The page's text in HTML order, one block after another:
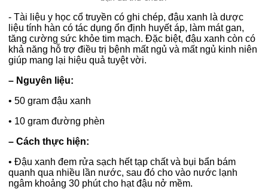
- Tài liệu y học cổ truyền có ghi chép, đậu xanh là dược
liệu tính hàn có tác dụng ổn định huyết áp, làm mát gan,
tăng cường sức khỏe tim mạch. Đặc biệt, đậu xanh còn có
khả năng hỗ trợ điều trị bệnh mất ngủ và mất ngủ kinh niên
giúp mang lại hiệu quả tuyệt vời.
– Nguyên liệu:
• 50 gram đậu xanh
• 10 gram đường phèn
– Cách thực hiện:
• Đậu xanh đem rửa sạch hết tạp chất và bụi bẩn bám
quanh qua nhiều lần nước, sau đó cho vào nước lạnh
ngâm khoảng 30 phút cho hạt đậu nở mềm.